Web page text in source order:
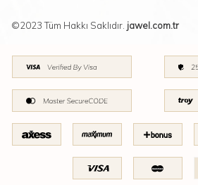
©2023 Tüm Hakkı Saklıdır. jawel.com.tr